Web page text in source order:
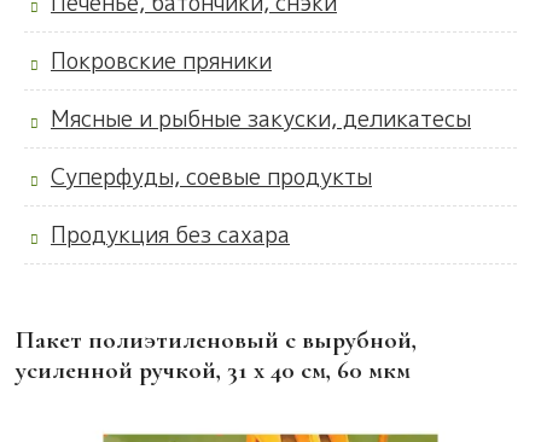
Покровские пряники
Мясные и рыбные закуски, деликатесы
Суперфуды, соевые продукты
Продукция без сахара
Пакет полиэтиленовый с вырубной,
усиленной ручкой, 31 х 40 см, 60 мкм